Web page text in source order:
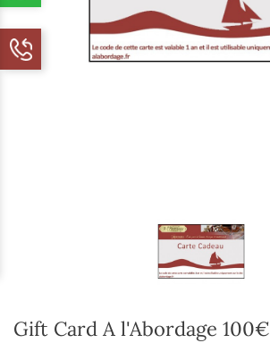
Gift Card A l'Abordage 100€